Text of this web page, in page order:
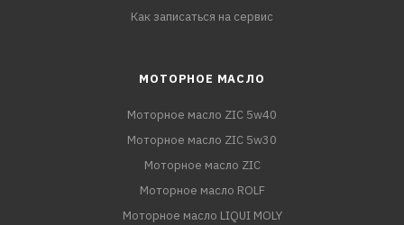
Как записаться на сервис
МОТОРНОЕ МАСЛО
Моторное масло ZIC 5w40
Моторное масло ZIC 5w30
Моторное масло ZIC
Моторное масло ROLF
Моторное масло LIQUI MOLY